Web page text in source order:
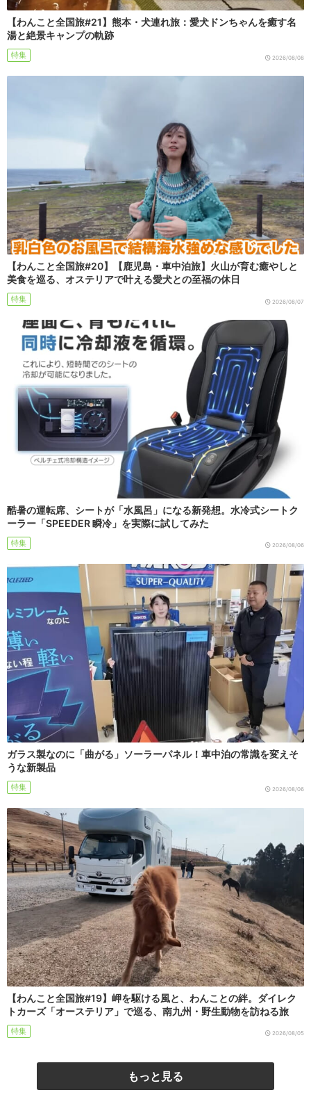
【わんこと全国旅#21】熊本・犬連れ旅：愛犬ドンちゃんを癒す名
湯と絶景キャンプの軌跡
特集 2026/08/08
【わんこと全国旅#20】【鹿児島・車中泊旅】火山が育む癒やしと
美食を巡る、オステリアで叶える愛犬との至福の休日
特集 2026/08/07
酷暑の運転席、シートが「水風呂」になる新発想。水冷式シートク
ーラー「SPEEDER 瞬冷」を実際に試してみた
特集 2026/08/06
ガラス製なのに「曲がる」ソーラーパネル！車中泊の常識を変えそ
うな新製品
特集 2026/08/06
【わんこと全国旅#19】岬を駆ける風と、わんことの絆。ダイレク
トカーズ「オーステリア」で巡る、南九州・野生動物を訪ねる旅
特集 2026/08/05
もっと見る